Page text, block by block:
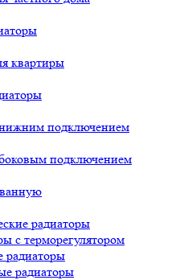
квартиры
подключением
подключением
радиаторы
с терморегулятором
радиаторы
радиаторы